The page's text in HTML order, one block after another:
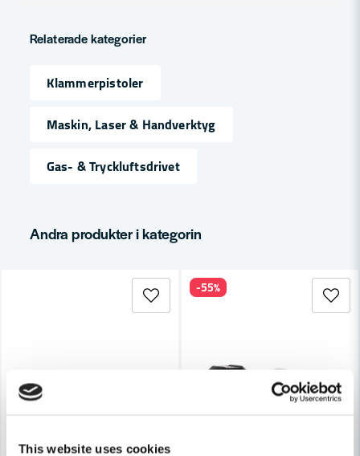
This website uses cookies
Fråga oss något om denna produkten...
Namn
email
Relaterade kategorier
Klammerpistoler
Maskin, Laser & Handverktyg
Gas- & Tryckluftsdrivet
Andra produkter i kategorin
-55%